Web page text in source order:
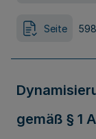
Seite 598
gemäß § 1